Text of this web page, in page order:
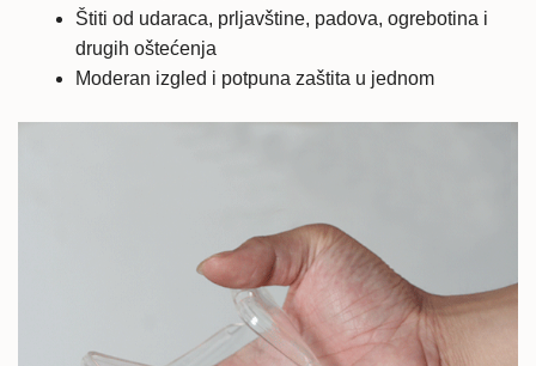
Štiti od udaraca, prljavštine, padova, ogrebotina i
drugih oštećenja
Moderan izgled i potpuna zaštita u jednom